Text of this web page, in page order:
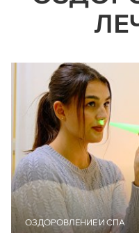
ОЗДОРОВЛЕНИЕ И СПА